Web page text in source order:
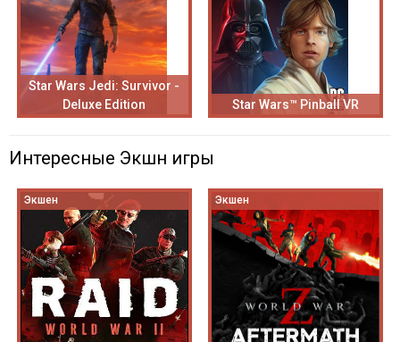
Star Wars Jedi: Survivor -
Deluxe Edition
Star Wars™ Pinball VR
Интересные Экшн игры
Экшен Экшен